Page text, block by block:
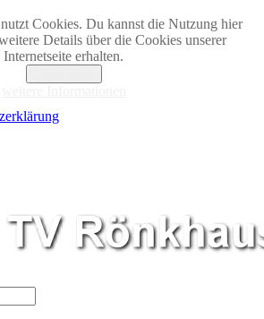
Cookies. Du kannst die Nutzung hier
Details über die Cookies unserer
Internetseite erhalten.